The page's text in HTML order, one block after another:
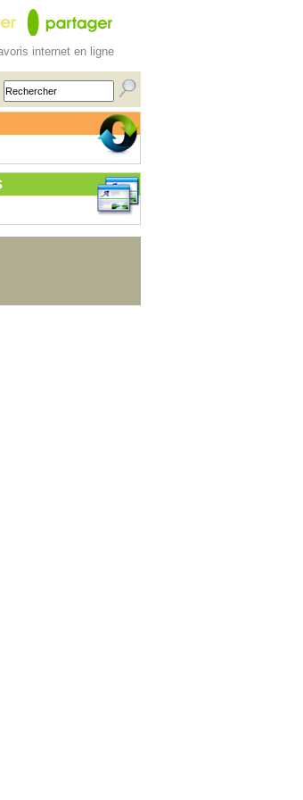
internet en ligne